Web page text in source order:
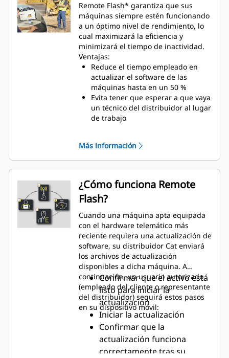
Remote Flash* garantiza que sus
máquinas siempre estén funcionando
a un óptimo nivel de rendimiento, lo
cual maximizará la eficiencia y
minimizará el tiempo de inactividad.
Ventajas:
Reduce el tiempo empleado en
actualizar el software de las
máquinas hasta en un 50 %
Evita tener que esperar a que vaya
un técnico del distribuidor al lugar
de trabajo
software lo antes posible, sin que
las máquinas tengan que salir del
lugar de trabajo
Las actualizaciones pueden
instalarse cuando resulte
oportuno
Aumenta la eficiencia en el lugar
de trabajo, lo cual le ahorrará
tiempo y dinero
Más información
¿Cómo funciona Remote
Flash?
Cuando una máquina apta equipada
con el hardware telemático más
reciente requiera una actualización de
software, su distribuidor Cat enviará
los archivos de actualización
disponibles a dicha máquina. A
continuación, un usuario autorizado
(empleado del cliente o representante
del distribuidor) seguirá estos pasos
en su dispositivo móvil:
Confirmar que el activo está
listo para iniciar la
actualización
Iniciar la actualización
Confirmar que la
actualización funciona
correctamente tras su